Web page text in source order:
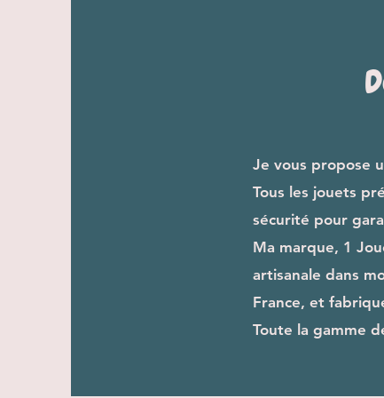
Je vous propose
Tous les jouets
sécurité pour
Ma marque, 1
artisanale dans
France, et
Toute la gamme